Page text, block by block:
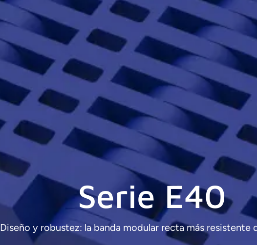
Serie E40
Diseño y robustez: la banda modular recta más resistente